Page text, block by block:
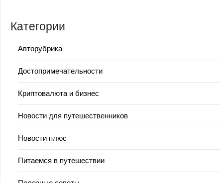
Категории
Авторубрика
Достопримечательности
Криптовалюта и бизнес
Новости для путешественников
Новости плюс
Питаемся в путешествии